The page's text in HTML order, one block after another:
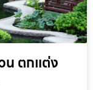
น ตกแต่ง